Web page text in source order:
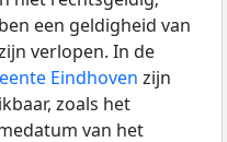
een geldigheid van
verlopen. In de
Eindhoven zijn
zoals het
van het